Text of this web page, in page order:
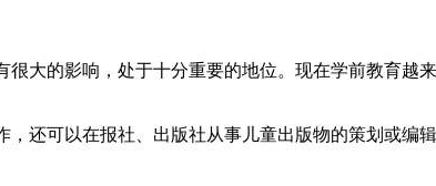
大的影响，处于十分重要的地位。现在学前教育越
还可以在报社、出版社从事儿童出版物的策划或编